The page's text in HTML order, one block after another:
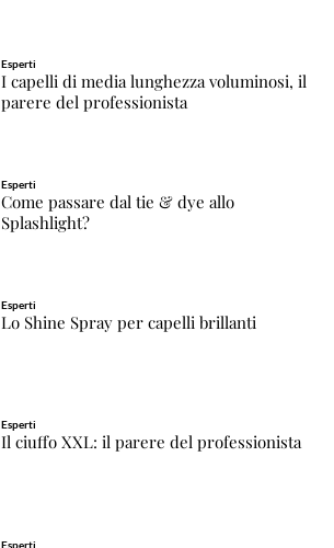
Esperti
I capelli di media lunghezza voluminosi, il
parere del professionista
Esperti
Come passare dal tie & dye allo
Splashlight?
Esperti
Lo Shine Spray per capelli brillanti
Esperti
Il ciuffo XXL: il parere del professionista
Esperti